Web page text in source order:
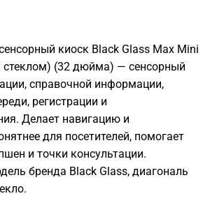
киоск Black Glass Max Mini
стеклом) (32 дюйма) — сенсорный
справочной информации,
регистрации и
Делает навигацию и
для посетителей, помогает
и точки консультации.
бренда Black Glass, диагональ